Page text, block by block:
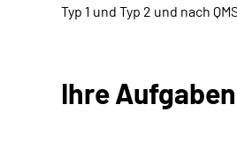
Typ 1 und Typ 2 und nach
Ihre Aufgaben